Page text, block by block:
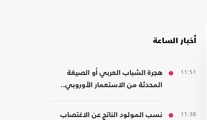
أخبار الساعة
11:51
هجرة الشباب العربي أو الصيغة
المحدثة من الاستعمار الأوروبي..
11:38
نسب المولود الناتج عن الاغتصاب